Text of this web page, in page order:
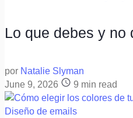
Lo que debes y no
por Natalie Slyman
June 9, 2026
9 min read
Diseño de emails